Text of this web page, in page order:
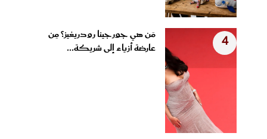
4
مَن هي جورجينا رودريغيز؟ مِن
عارضة أزياء إلى شريكة...